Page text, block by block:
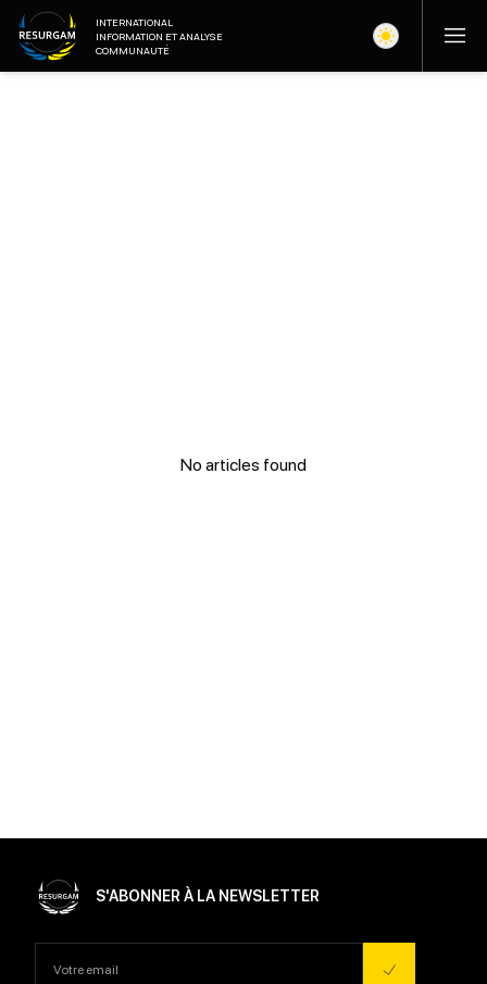
INTERNATIONAL
INFORMATION ET ANALYSE
COMMUNAUTÉ
No articles found
S'ABONNER À LA NEWSLETTER